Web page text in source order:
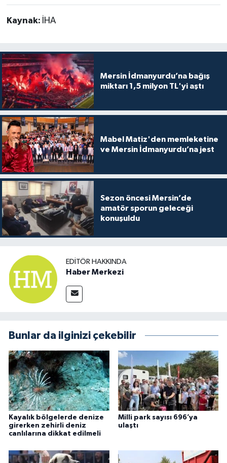
Kaynak: İHA
Mersin İdmanyurdu’na bağış
miktarı 1,5 milyon TL'yi aştı
Mabel Matiz'den memleketine
ve Mersin İdmanyurdu’na jest
Sezon öncesi Mersin’de
amatör sporun geleceği
konuşuldu
EDITÖR HAKKINDA
Haber Merkezi
Bunlar da ilginizi çekebilir
Kayalık bölgelerde denize
girerken zehirli deniz
canlılarına dikkat edilmeli
Milli park sayısı 696’ya
ulaştı